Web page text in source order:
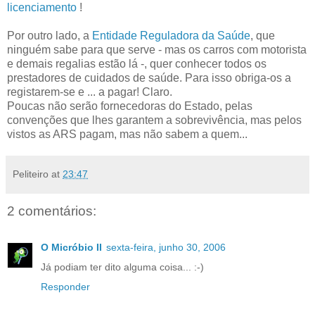
licenciamento !
Por outro lado, a Entidade Reguladora da Saúde, que
ninguém sabe para que serve - mas os carros com motorista
e demais regalias estão lá -, quer conhecer todos os
prestadores de cuidados de saúde. Para isso obriga-os a
registarem-se e ... a pagar! Claro.
Poucas não serão fornecedoras do Estado, pelas
convenções que lhes garantem a sobrevivência, mas pelos
vistos as ARS pagam, mas não sabem a quem...
Peliteiro at 23:47
2 comentários:
O Micróbio II sexta-feira, junho 30, 2006
Já podiam ter dito alguma coisa... :-)
Responder